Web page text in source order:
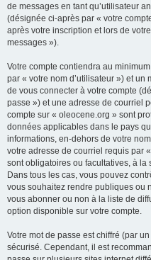
de messages en tant qu’utilisateur
(désignée ci-après par « votre
après votre inscription et lors de
messages »).
Votre compte contiendra au
par « votre nom d’utilisateur ») et
de vous connecter à votre compte
passe ») et une adresse de courriel
compte sur « oleocene.org » sont
données applicables dans le pays
informations, en-dehors de votre
votre adresse de courriel requis par
sont obligatoires ou facultatives, à
Dans tous les cas, vous pouvez
vous souhaitez rendre publiques ou
vous abonner ou non à la liste de
option disponible sur votre compte.
Votre mot de passe est chiffré (par
sécurisé. Cependant, il est